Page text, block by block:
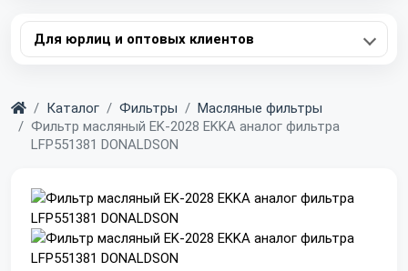
Для юрлиц и оптовых клиентов
Главная
Каталог Фильтры
Масляные фильтры
Фильтр масляный EK-2028 EKKA аналог фильтра
LFP551381 DONALDSON